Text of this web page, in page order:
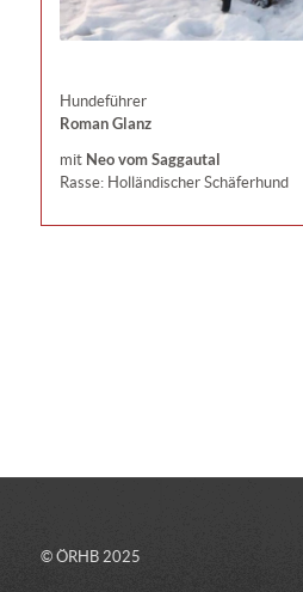
Hundeführer
Roman Glanz
mit Neo vom Saggautal
Rasse: Holländischer Schäferhund
© ÖRHB 2025